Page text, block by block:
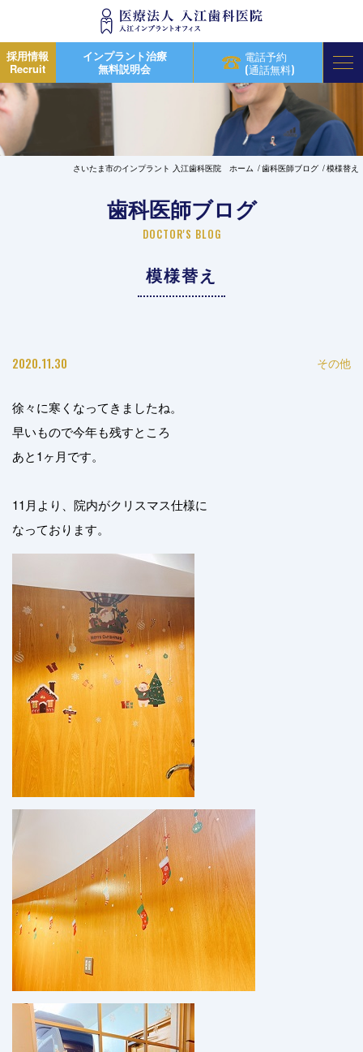
採用情報
Recruit
インプラント治療
無料説明会
電話予約
(通話無料)
さいたま市のインプラント 入江歯科医院 ホーム 歯科医師ブログ 模様替え
歯科医師ブログ
DOCTOR'S BLOG
模様替え
2020.11.30 その他
徐々に寒くなってきましたね。
早いもので今年も残すところ
あと1ヶ月です。
11月より、院内がクリスマス仕様に
なっております。